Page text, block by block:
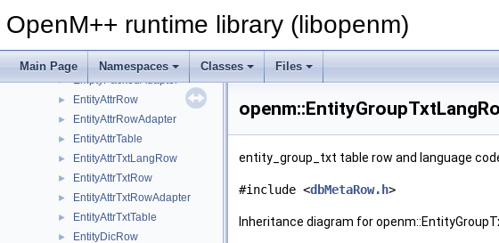
OpenM++ runtime library (libopenm)
Main Page Namespaces Classes Files
► DbValue
DoneVector
► EmptyPackedAdapter
► EntityAttrRow
► EntityAttrRowAdapter
► EntityAttrTable
► EntityAttrTxtLangRow
► EntityAttrTxtRow
► EntityAttrTxtRowAdapter
► EntityAttrTxtTable
► EntityDicRow
entity_group_txt table row and language
#include <dbMetaRow.h>
Inheritance diagram for